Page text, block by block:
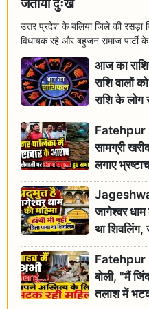
जताया दुःख
उत्तर प्रदेश के बलिया जिले की रसड़ा
विधायक रहे और बहुजन समाज पार्टी
आज का
राशि वालों
राशि के लोग
Fatehpur
सामग्री
लगाए
जागेश्वर धाम
था शिवलिंग,
Fatehpur
बोली, "मैं
तलाश में